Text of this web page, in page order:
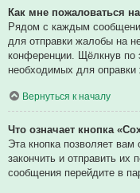
Как мне пожаловаться
Рядом с каждым
для отправки жалобы на
конференции. Щёлкнув по
необходимых для
Вернуться к началу
Что означает кнопка
Эта кнопка позволяет
закончить и отправить их
сообщения перейдите в